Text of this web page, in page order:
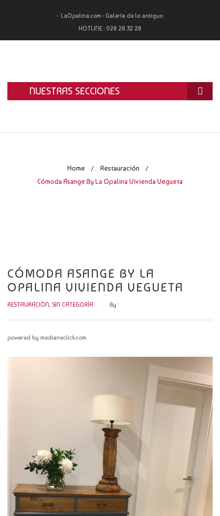
LaOpalina.com - Galería de lo antiguo
HOTLINE : 928 28 32 28
NUESTRAS SECCIONES
LA OPALINA
ALQUILER
CONTACTO
Home / Restauración /
Cómoda Asange By La Opalina Vivienda Vegueta
CÓMODA ASANGE BY LA
OPALINA VIVIENDA VEGUETA
RESTAURACIÓN, SIN CATEGORÍA By :
powered by medianeclick.com